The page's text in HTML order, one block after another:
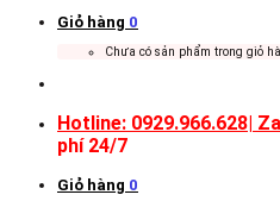
Giỏ hàng 0
Chưa có sản phẩm trong giỏ
Hotline: 0929.966.628|
phí 24/7
Giỏ hàng 0